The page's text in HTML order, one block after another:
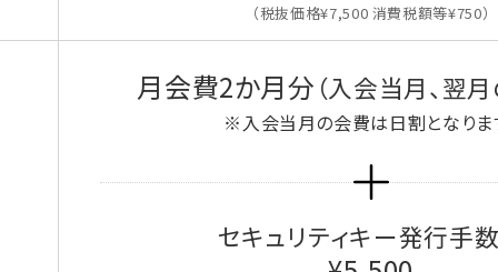
（税抜価格¥7,500 消費税額等¥750）
月会費2か月分 （入会当月、翌
※入会当月の会費は日割となりま
セキュリティキー発行手